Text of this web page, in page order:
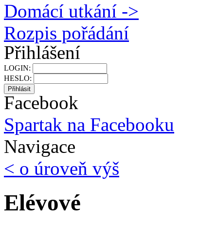
Domácí utkání ->
Rozpis pořádání
Přihlášení
LOGIN:
HESLO:
Facebook
Spartak na Facebooku
Navigace
< o úroveň výš
Elévové